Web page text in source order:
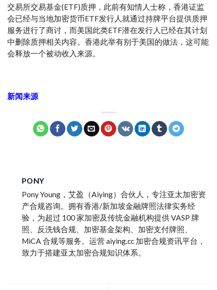
交易所交易基金(ETF)质押，此前有知情人士称，香港证监
会已经与当地加密货币ETF发行人就通过持牌平台提供质押
服务进行了商讨，而美国此类ETF潜在发行人已经在其计划
中删除质押相关内容。香港此举有别于美国的做法，这可能
会释放一个被动收入来源。
新闻来源
PONY
Pony Young，艾盈（Aiying）合伙人，专注亚太加密资
产合规咨询。拥有香港/新加坡金融牌照法律实务经
验，为超过 100 家加密及传统金融机构提供 VASP 牌
照、反洗钱合规、加密基金架构、加密支付牌照、
MiCA 合规等服务。运营 aiying.cc 加密合规资讯平台，
致力于搭建亚太加密合规知识体系。